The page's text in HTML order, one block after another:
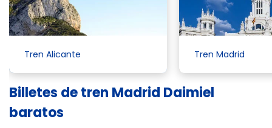
Tren Alicante Tren Madrid
Billetes de tren Madrid Daimiel
baratos